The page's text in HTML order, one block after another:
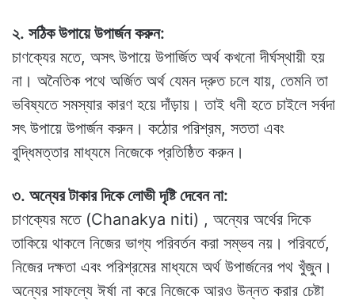
২. সঠিক উপায়ে উপার্জন করুন:
চাণক্যের মতে, অসৎ উপায়ে উপার্জিত অর্থ কখনো দীর্ঘস্থায়ী হয়
না। অনৈতিক পথে অর্জিত অর্থ যেমন দ্রুত চলে যায়, তেমনি তা
ভবিষ্যতে সমস্যার কারণ হয়ে দাঁড়ায়। তাই ধনী হতে চাইলে সর্বদা
সৎ উপায়ে উপার্জন করুন। কঠোর পরিশ্রম, সততা এবং
বুদ্ধিমত্তার মাধ্যমে নিজেকে প্রতিষ্ঠিত করুন।
৩. অন্যের টাকার দিকে লোভী দৃষ্টি দেবেন না:
চাণক্যের মতে (Chanakya niti) , অন্যের অর্থের দিকে
তাকিয়ে থাকলে নিজের ভাগ্য পরিবর্তন করা সম্ভব নয়। পরিবর্তে,
নিজের দক্ষতা এবং পরিশ্রমের মাধ্যমে অর্থ উপার্জনের পথ খুঁজুন।
অন্যের সাফল্যে ঈর্ষা না করে নিজেকে আরও উন্নত করার চেষ্টা